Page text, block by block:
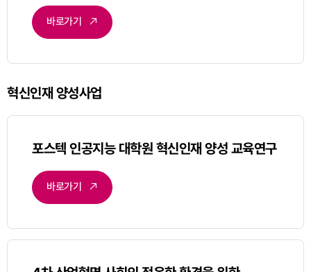
바로가기
혁신인재 양성사업
포스텍 인공지능 대학원 혁신인재 양성 교육연구
바로가기